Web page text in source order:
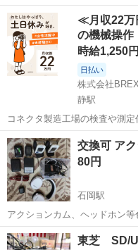
致しません。 物々交換可能な品は、随時更新しております。 別投稿
ご確認の上、写真付きでお申し込みください
す。 (*･ω･)*...
茨城 鉾田市 オーディ
≪月収22万
の機械操作
時給1,250円
日払い
株式会社
静駅
コネクタ製造工場の検査や測
日128日★クリーンルーム内作
★就業先食堂利用可！日払い制度
工場のお仕事 ◇コネクタ製造工
茨城 常陸大宮市 静駅
交換可 ア
80円
石岡駅
アクションカム、ヘッドホン等色
と交換基本です、交換できそ
でも大丈夫です。ない場合は
茨城 石岡市 石岡駅
東芝 SD/